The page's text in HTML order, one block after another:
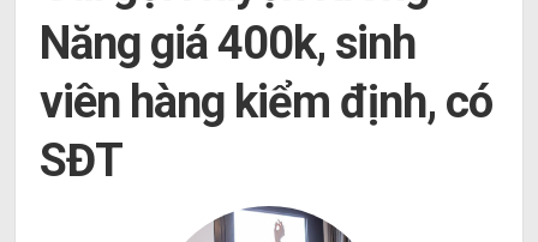
Năng giá 400k, sinh
viên hàng kiểm định, có
SĐT